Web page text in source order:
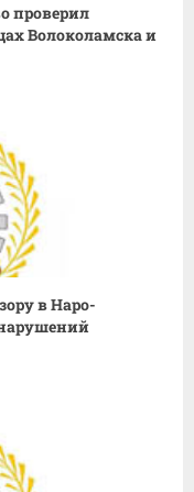
проверил
Волоколамска и
в Наро-